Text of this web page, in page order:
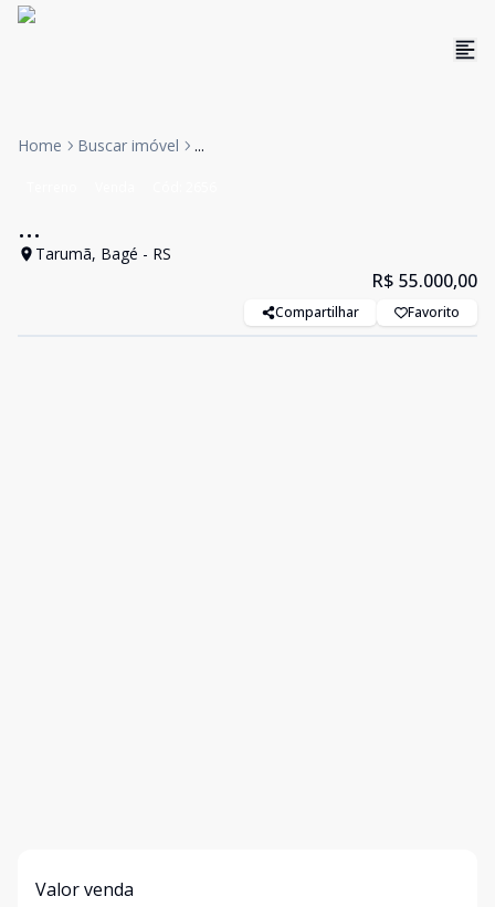
Home Buscar imóvel ...
...
Tarumã, Bagé - RS
R$ 55.000,00
Compartilhar Favorito
Valor venda